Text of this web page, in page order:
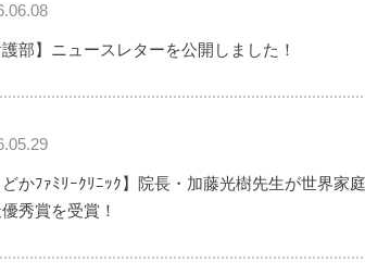
護部】ニュースレターを公開しました！
どかﾌｧﾐﾘｰｸﾘﾆｯｸ】院長・加藤光樹先生が世界家
秀賞を受賞！